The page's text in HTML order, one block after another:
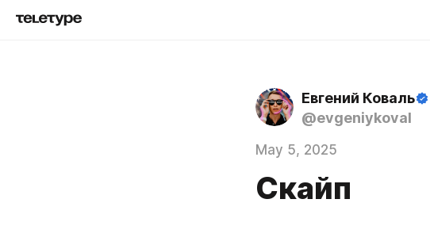
Евгений Коваль
@evgeniykoval
May 5, 2025
Скайп